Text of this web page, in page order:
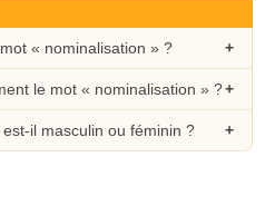
« nominalisation » ?
le mot « nominalisation » ?
il masculin ou féminin ?